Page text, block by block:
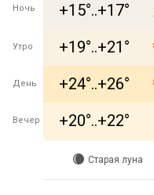
Ночь +15°..+17°
Утро +19°..+21°
День +24°..+26°
Вечер +20°..+22°
Старая луна